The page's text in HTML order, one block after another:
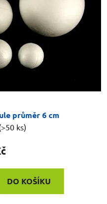
průměr 6 cm
ks)
DO KOŠÍKU